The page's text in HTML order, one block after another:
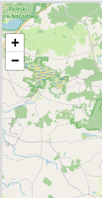
Польща, список
+
−